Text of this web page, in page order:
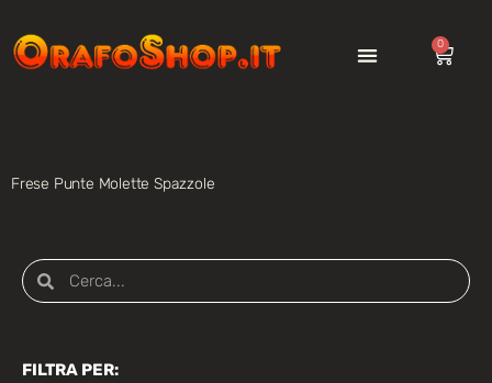
0
Frese Punte Molette Spazzole
FILTRA PER: